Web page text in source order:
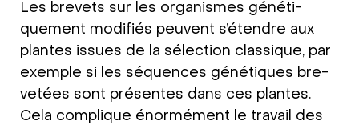
Les bre­vets sur les orga­nis­mes géné­ti­
quement modi­fi­és peu­vent s’é­tendre aux
plan­tes issues de la sélec­tion clas­si­que, par
exemp­le si les séquen­ces géné­ti­ques bre­
ve­tées sont pré­sen­tes dans ces plan­tes.
Cela com­pli­que énor­mé­ment le tra­vail des